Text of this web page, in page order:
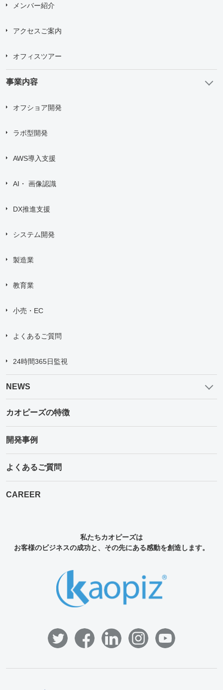
メンバー紹介
アクセスご案内
オフィスツアー
事業内容
オフショア開発
ラボ型開発
AWS導入支援
AI・ 画像認識
DX推進支援
システム開発
製造業
教育業
小売・EC
よくあるご質問
24時間365日監視
NEWS
カオピーズの特徴
開発事例
よくあるご質問
CAREER
私たちカオピーズは
お客様のビジネスの成功と、その先にある感動を創造します。